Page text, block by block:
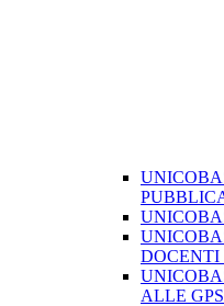
DOCENTI
ALLE